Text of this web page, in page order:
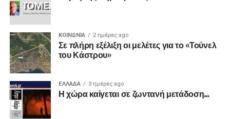
ΚΟΙΝΩΝΙΑ 2 ημέρες ago
Σε πλήρη εξέλιξη οι μελέτες για το «Τούνελ
του Κάστρου»
ΕΛΛΑΔΑ 3 ημέρες ago
Η χώρα καίγεται σε ζωντανή μετάδοση…